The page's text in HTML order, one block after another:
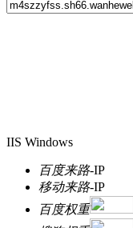
IIS Windows
百度来路-IP
移动来路-IP
百度权重